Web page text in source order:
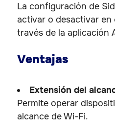
La configuración de
activar o desactivar en
través de la aplicación
Ventajas
Extensión del
Permite operar
alcance de Wi-Fi.